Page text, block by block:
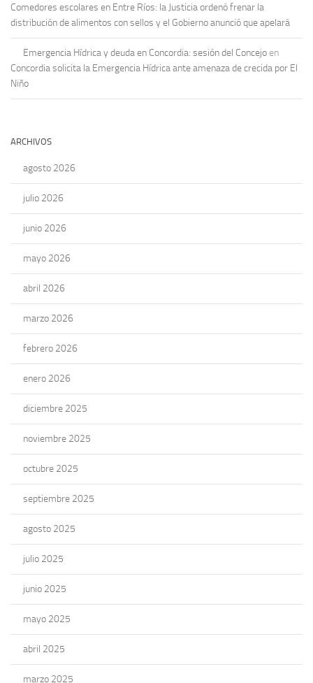
Comedores escolares en Entre Ríos: la Justicia ordenó frenar la
distribución de alimentos con sellos y el Gobierno anunció que apelará
Emergencia Hídrica y deuda en Concordia: sesión del Concejo en
Concordia solicita la Emergencia Hídrica ante amenaza de crecida por El
Niño
ARCHIVOS
agosto 2026
julio 2026
junio 2026
mayo 2026
abril 2026
marzo 2026
febrero 2026
enero 2026
diciembre 2025
noviembre 2025
octubre 2025
septiembre 2025
agosto 2025
julio 2025
junio 2025
mayo 2025
abril 2025
marzo 2025